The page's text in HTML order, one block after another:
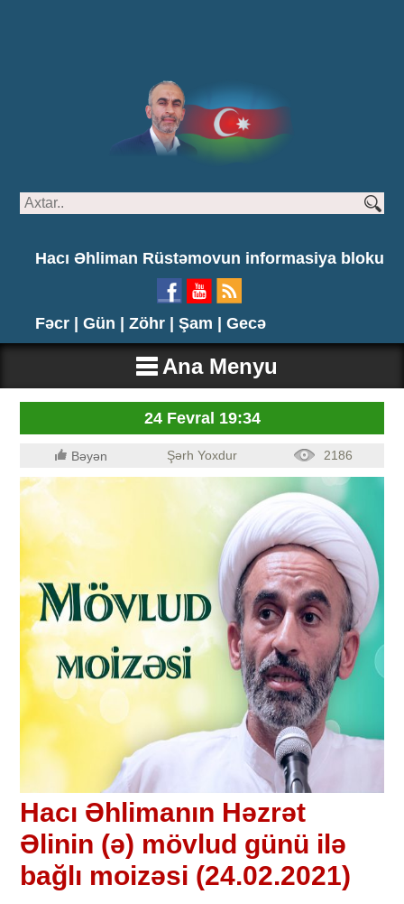
Hacı Əhliman Rüstəmovun informasiya bloku
Fəcr | Gün | Zöhr | Şam | Gecə
Ana Menyu
24 Fevral 19:34
Bəyən Şərh Yoxdur 2186
Hacı Əhlimanın Həzrət
Əlinin (ə) mövlud günü ilə
bağlı moizəsi (24.02.2021)